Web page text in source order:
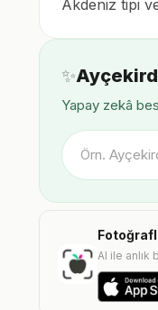
Akdeniz tipi
✨
Yapay zekâ
AI ile anlık